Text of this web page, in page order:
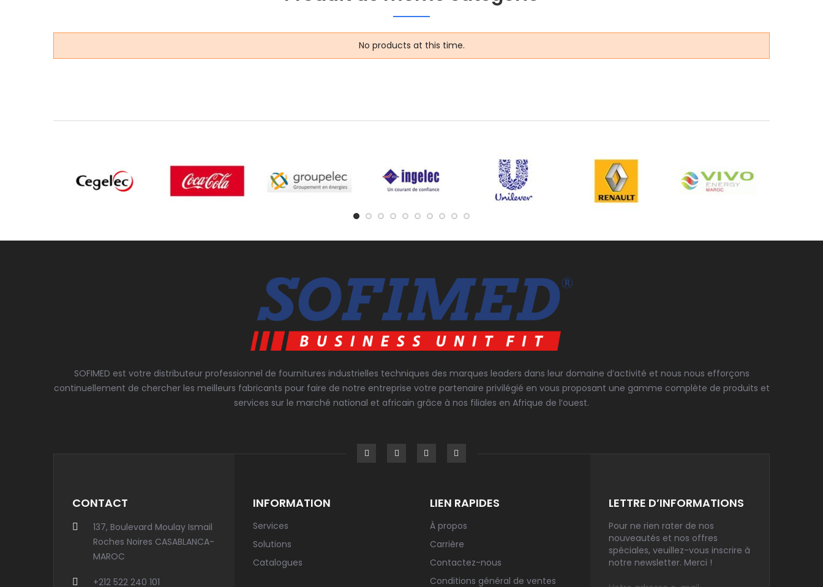
No products at this time.
SOFIMED est votre distributeur professionnel de fournitures industrielles techniques des marques leaders dans leur domaine d’activité et nous nous efforçons
continuellement de chercher les meilleurs fabricants pour faire de notre entreprise votre partenaire privilégié en vous proposant une gamme complète de produits et
services sur le marché national et africain grâce à nos filiales en Afrique de l’ouest.
CONTACT
137, Boulevard Moulay Ismail
Roches Noires CASABLANCA-
MAROC
+212 522 240 101
INFORMATION
Services
Solutions
Catalogues
LIEN RAPIDES
À propos
Carrière
Contactez-nous
Conditions général de ventes
LETTRE D’INFORMATIONS
Pour ne rien rater de nos
nouveautés et nos offres
spéciales, veuillez-vous inscrire à
notre newsletter. Merci !